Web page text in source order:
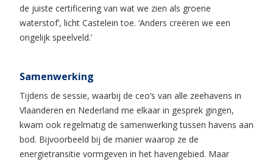
de juiste certificering van wat we zien als groene
waterstof’, licht Castelein toe. ‘Anders creëren we een
ongelijk speelveld.’
Samenwerking
Tijdens de sessie, waarbij de ceo’s van alle zeehavens in
Vlaanderen en Nederland me elkaar in gesprek gingen,
kwam ook regelmatig de samenwerking tussen havens aan
bod. Bijvoorbeeld bij de manier waarop ze de
energietransitie vormgeven in het havengebied. Maar